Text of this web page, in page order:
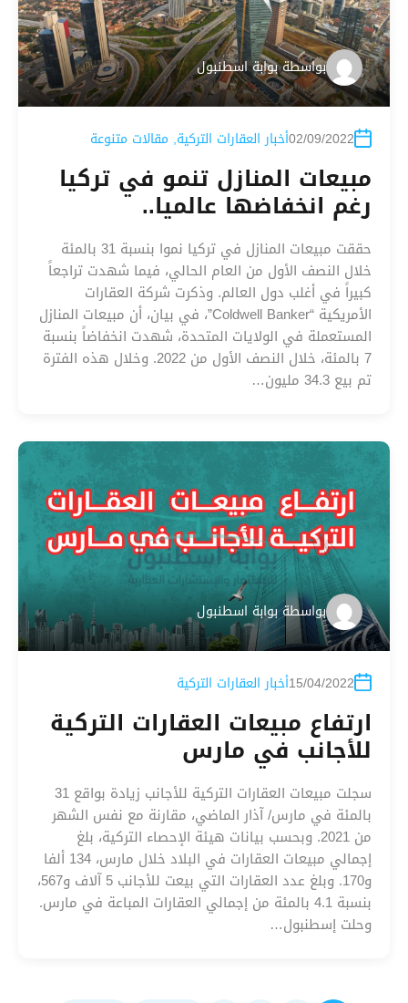
بواسطةبوابة اسطنبول
02/09/2022أخبار العقارات التركية, مقالات متنوعة
مبيعات المنازل تنمو في تركيا
رغم انخفاضها عالميا..
حققت مبيعات المنازل في تركيا نموا بنسبة 31 بالمئة
خلال النصف الأول من العام الحالي، فيما شهدت تراجعاً
كبيراً في أغلب دول العالم. وذكرت شركة العقارات
الأمريكية “Coldwell Banker”، في بيان، أن مبيعات المنازل
المستعملة في الولايات المتحدة، شهدت انخفاضاً بنسبة
7 بالمئة، خلال النصف الأول من 2022. وخلال هذه الفترة
تم بيع 34.3 مليون…
بواسطةبوابة اسطنبول
15/04/2022أخبار العقارات التركية
ارتفاع مبيعات العقارات التركية
للأجانب في مارس
سجلت مبيعات العقارات التركية للأجانب زيادة بواقع 31
بالمئة في مارس/ آذار الماضي، مقارنة مع نفس الشهر
من 2021. وبحسب بيانات هيئة الإحصاء التركية، بلغ
إجمالي مبيعات العقارات في البلاد خلال مارس، 134 ألفا
و170. وبلغ عدد العقارات التي بيعت للأجانب 5 آلاف و567،
بنسبة 4.1 بالمئة من إجمالي العقارات المباعة في مارس.
وحلت إسطنبول…